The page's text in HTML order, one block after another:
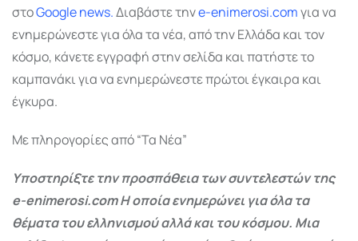
στοGooglenews.Διαβάστε τηνe-enimerosi.comγια να
ενημερώνεστε για όλα τα νέα, από την Ελλάδα και τον
κόσμο, κάνετε εγγραφή στην σελίδα και πατήστε το
καμπανάκι για να ενημερώνεστε πρώτοι έγκαιρα και
έγκυρα.
Με πληρογορίες από “Τα Νέα”
Υποστηρίξτε την προσπάθεια των συντελεστών της
e-enimerosi.com Η οποία ενημερώνει για όλα τα
θέματα του ελληνισμού αλλά και του κόσμου. Μια